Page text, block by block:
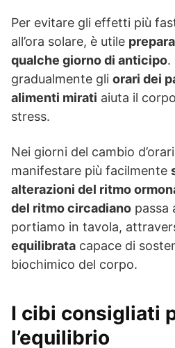
Per evitare gli effetti più
all’ora solare, è utile
qualche giorno di anticipo.
gradualmente gli orari dei
alimenti mirati aiuta il
stress.
Nei giorni del cambio
manifestare più facilmente
alterazioni del ritmo
del ritmo circadiano passa
portiamo in tavola,
equilibrata capace di
biochimico del corpo.
I cibi consigliati
l’equilibrio